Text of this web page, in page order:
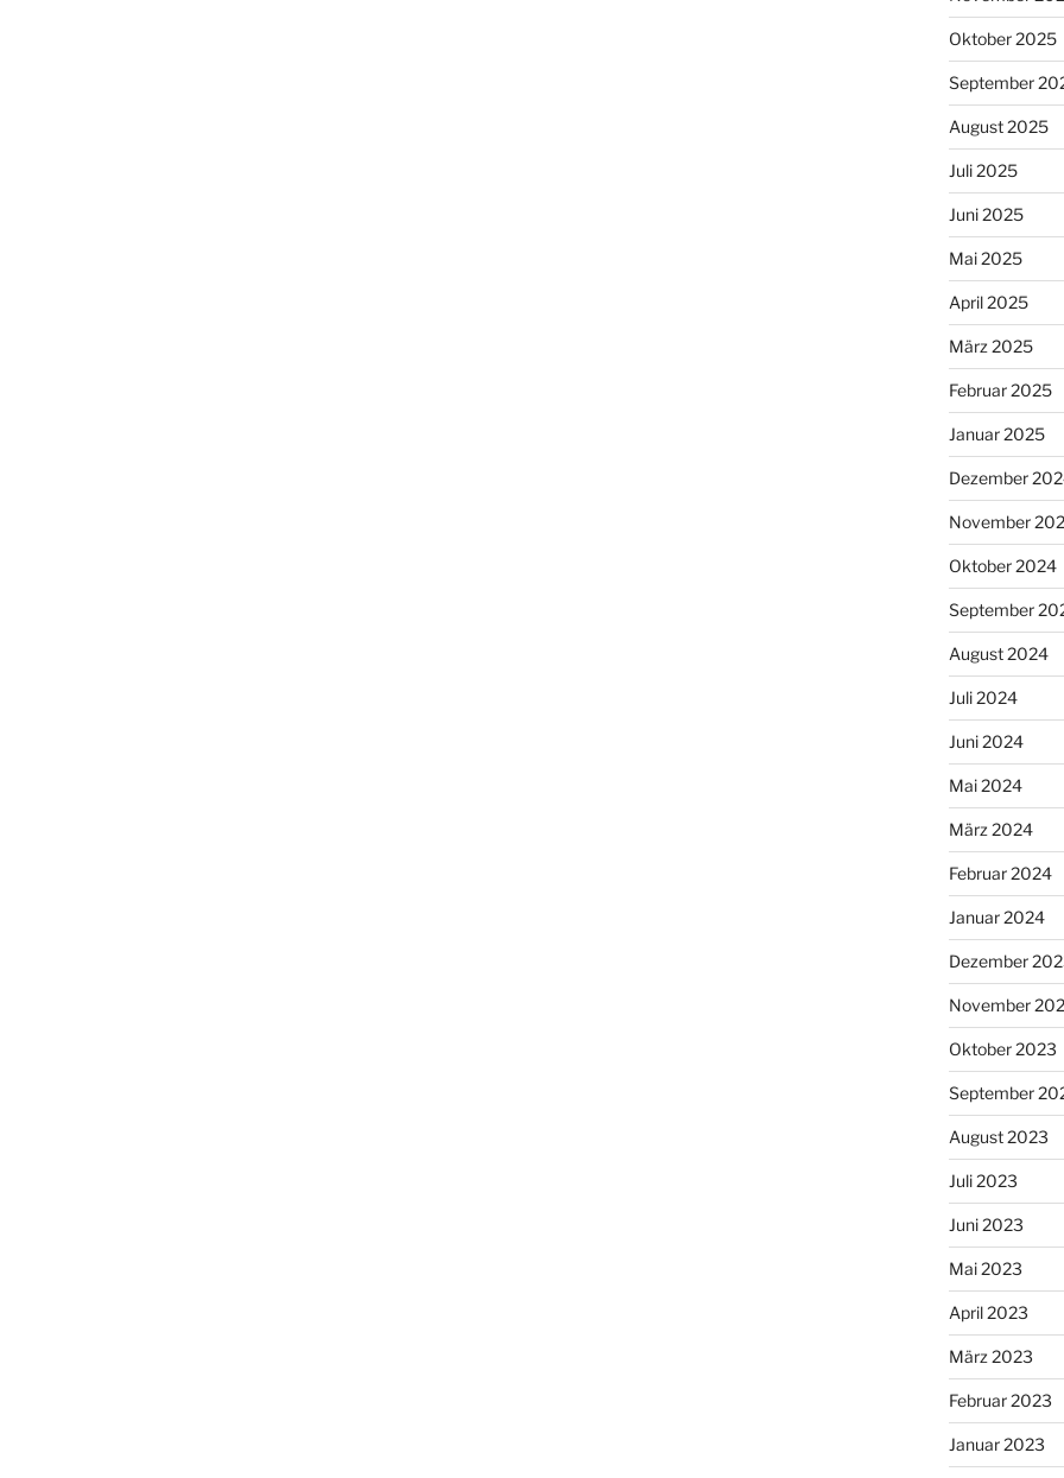
Oktober 2025
September
August 2025
Juli 2025
Juni 2025
Mai 2025
April 2025
März 2025
Februar 2025
Januar 2025
Dezember
November
Oktober 2024
September
August 2024
Juli 2024
Juni 2024
Mai 2024
März 2024
Februar 2024
Januar 2024
Dezember
November
Oktober 2023
September
August 2023
Juli 2023
Juni 2023
Mai 2023
April 2023
März 2023
Februar 2023
Januar 2023